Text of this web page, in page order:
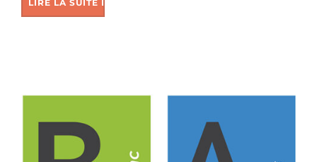
LIRE LA SUITE DE